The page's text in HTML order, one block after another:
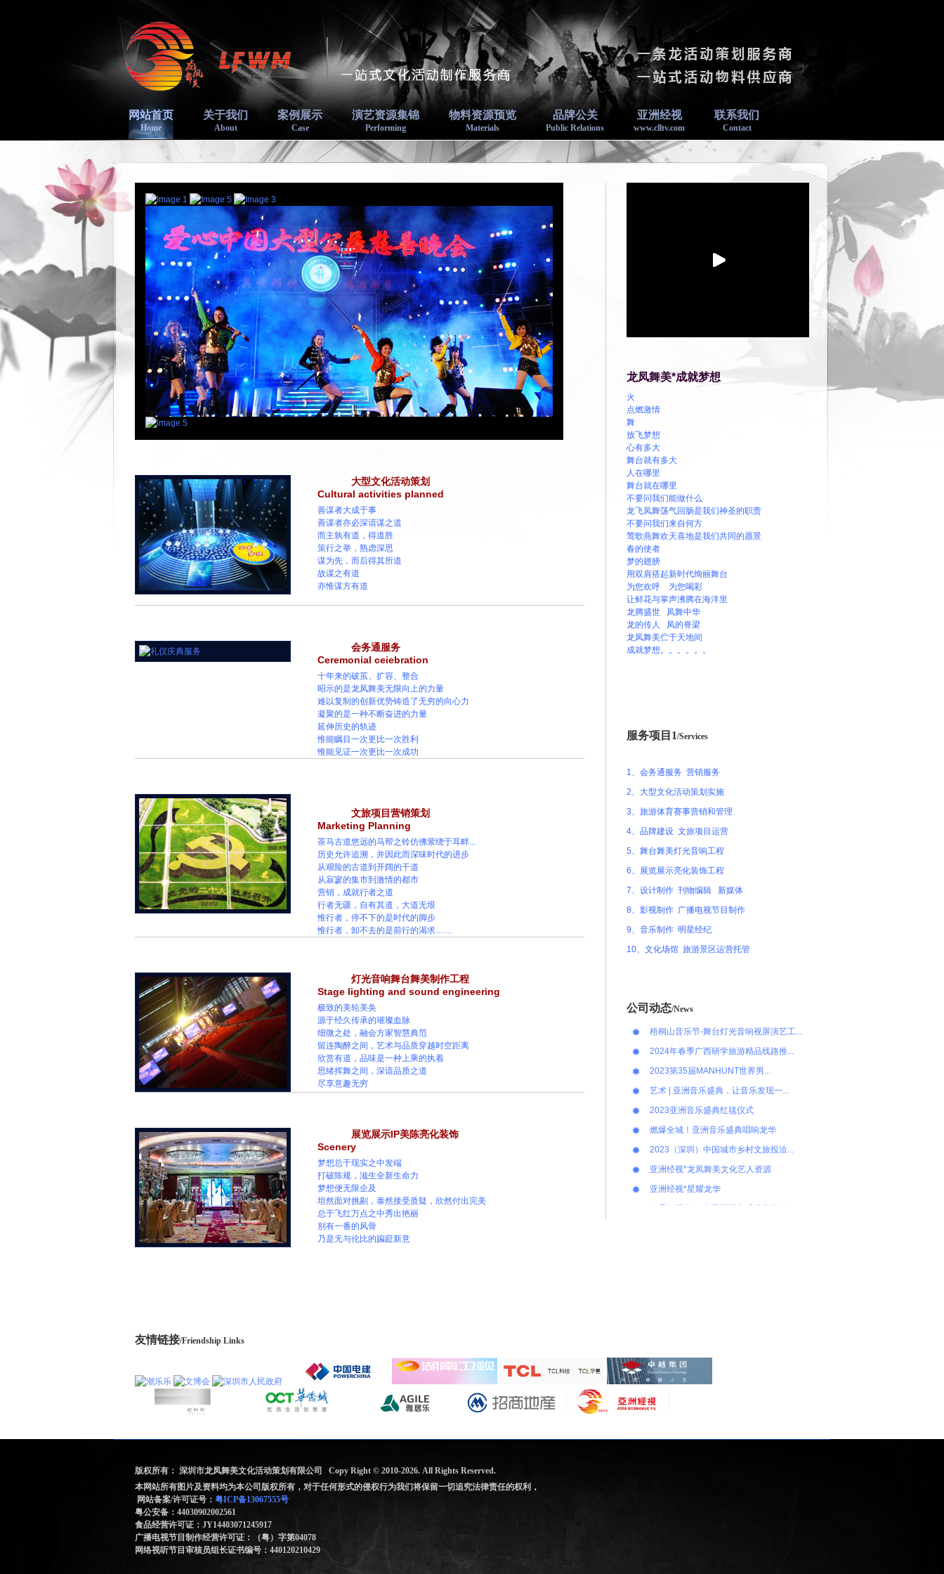
网站首页
Home
关于我们
About
案例展示
Case
演艺资源集锦
Performing
物料资源预览
Materials
品牌公关
Public Relations
亚洲经视
www.clltv.com
联系我们
Contact
大型文化活动策划
Cultural activities planned
善谋者大成于事
善谋者亦必深谙谋之道
而主孰有道，得道胜
策行之举，熟虑深思
谋为先，而后得其所道
故谋之有道
亦惟谋方有道
会务通服务
Ceremonial ceiebration
十年来的破茧、扩容、整合
昭示的是龙凤舞美无限向上的力量
难以复制的创新优势铸造了无穷的向心力
凝聚的是一种不断奋进的力量
延伸历史的轨迹
惟能瞩目一次更比一次胜利
惟能见证一次更比一次成功
文旅项目营销策划
Marketing Planning
茶马古道悠远的马帮之铃仿佛萦绕于耳畔...
历史允许追溯，并因此而深味时代的进步
从艰险的古道到开阔的干道
从寂寥的集市到激情的都市
营销，成就行者之道
行者无疆，自有其道，大道无垠
惟行者，停不下的是时代的脚步
惟行者，卸不去的是前行的渴求……
灯光音响舞台舞美制作工程
Stage lighting and sound engineering
极致的美轮美奂
源于经久传承的璀璨血脉
细微之处，融会方家智慧典范
留连陶醉之间，艺术与品质穿越时空距离
欣赏有道，品味是一种上乘的执着
思绪挥舞之间，深谙品质之道
尽享意趣无穷
展览展示IP美陈亮化装饰
Scenery
梦想总于现实之中发端
打破陈规，滋生全新生命力
梦想便无限企及
坦然面对挑剔，泰然接受质疑，欣然付出完美
总于飞红万点之中秀出艳丽
别有一番的风骨
乃是无与伦比的蹁跹新意
龙凤舞美*成就梦想
火
点燃激情
舞
放飞梦想
心有多大
舞台就有多大
人在哪里
舞台就在哪里
不要问我们能做什么
龙飞凤舞荡气回肠是我们神圣的职责
不要问我们来自何方
莺歌燕舞欢天喜地是我们共同的愿景
春的使者
梦的翅膀
用双肩搭起新时代绚丽舞台
为您欢呼 为您喝彩
让鲜花与掌声沸腾在海洋里
龙腾盛世 凤舞中华
龙的传人 凤的脊梁
龙凤舞美伫于天地间
成就梦想。。。。。。
服务项目1/Services
1、会务通服务 营销服务
2、大型文化活动策划实施
3、旅游体育赛事营销和管理
4、品牌建设 文旅项目运营
5、舞台舞美灯光音响工程
6、展览展示亮化装饰工程
7、设计制作 刊物编辑 新媒体
8、影视制作 广播电视节目制作
9、音乐制作 明星经纪
10、文化场馆 旅游景区运营托管
公司动态/News
全球首个RWA钻石珠宝资产生态战略于...
第四届中非博览会第三届湖南（长沙）国...
华星集团2025新春晚会
2024广西文旅推介会
梧桐山音乐节-舞台灯光音响视屏演艺工...
2024年春季广西研学旅游精品线路推...
2023第35届MANHUNT世界男...
艺术 | 亚洲音乐盛典，让音乐发现一...
2023亚洲音乐盛典红毯仪式
燃爆全城！亚洲音乐盛典唱响龙华
2023（深圳）中国城市乡村文旅投洽...
亚洲经视*龙凤舞美文化艺人资源
亚洲经视*星耀龙华
群星闪耀 第二十届亚洲音乐盛典将在深...
村镇农文旅规划运营开发
梧桐山音乐节-舞台灯光音响视屏演艺工...
友情链接/Friendship Links
版权所有： 深圳市龙凤舞美文化活动策划有限公司 Copy Right © 2010-2026. All Rights Reserved.
本网站所有图片及资料均为本公司版权所有，对于任何形式的侵权行为我们将保留一切追究法律责任的权利，
网站备案/许可证号： 粤ICP备13067555号
粤公安备：44030902002561
食品经营许可证：JY14403071245917
广播电视节目制作经营许可证：（粤）字第04078
网络视听节目审核员组长证书编号：440120210429